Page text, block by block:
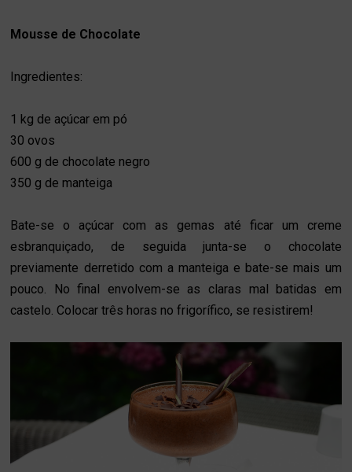
Mousse de Chocolate
Ingredientes:
1 kg de açúcar em pó
30 ovos
600 g de chocolate negro
350 g de manteiga
Bate-se o açúcar com as gemas até ficar um creme
esbranquiçado, de seguida junta-se o chocolate
previamente derretido com a manteiga e bate-se mais um
pouco. No final envolvem-se as claras mal batidas em
castelo. Colocar três horas no frigorífico, se resistirem!